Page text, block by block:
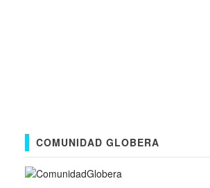
COMUNIDAD GLOBERA